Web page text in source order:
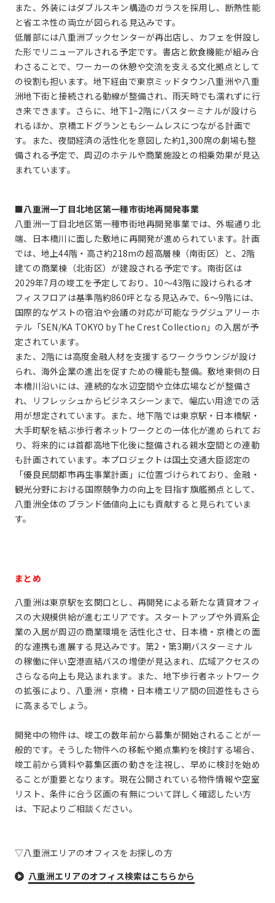
また、外装にはダブルスキン構造のガラスを採用し、断熱性能
と省エネ性の両立が図られる見込みです。
低層部には八重洲ブックセンターが再出店し、カフェを併設し
た形でリニューアルされる予定です。書店と飲食機能が組み合
わさることで、ワーカーの休憩や交流を支える文化拠点として
の役割も担います。地下経由で東京ミッドタウン八重洲や八重
洲地下街と接続される動線が整備され、雨天時でも濡れずに行
き来できます。さらに、地下1~2階にバスターミナルが設けら
れるほか、京橋エドグランともシームレスにつながる計画で
す。また、夜間経済の活性化を意図した約1,300席の劇場も整
備される予定で、周辺のホテルや商業施設との相乗効果が見込
まれています。
■八重洲一丁目北地区第一種市街地再開発事業
八重洲一丁目北地区第一種市街地再開発事業では、外堀通り北
端、日本橋川に面した敷地に再開発が進められています。計画
では、地上44階・高さ約218mの超高層棟（南街区）と、2階
建ての商業棟（北街区）が建設される予定です。南街区は
2029年7月の竣工を予定しており、10〜43階に設けられるオ
フィスフロアは基準階約860坪となる見込みで、6〜9階には、
国際的なゲストの宿泊や会議の対応が可能なラグジュアリーホ
テル「SEN/KA TOKYO by The Crest Collection」の入居が予
定されています。
また、2階には高度金融人材を支援するワークラウンジが設け
られ、海外企業の進出を促すための機能も整備。敷地東側の日
本橋川沿いには、連続的な水辺空間や立体広場などが整備さ
れ、リフレッシュからビジネスシーンまで、幅広い用途での活
用が想定されています。また、地下階では東京駅・日本橋駅・
大手町駅を結ぶ歩行者ネットワークとの一体化が進められてお
り、将来的には首都高地下化後に整備される親水空間との連動
も計画されています。本プロジェクトは国土交通大臣認定の
「優良民間都市再生事業計画」に位置づけられており、金融・
観光分野における国際競争力の向上を目指す旗艦拠点として、
八重洲全体のブランド価値向上にも貢献すると見られていま
す。
まとめ
八重洲は東京駅を玄関口とし、再開発による新たな賃貸オフィ
スの大規模供給が進むエリアです。スタートアップや外資系企
業の入居が周辺の商業環境を活性化させ、日本橋・京橋との面
的な連携も進展する見込みです。第2・第3期バスターミナル
の稼働に伴い空港直結バスの増便が見込まれ、広域アクセスの
さらなる向上も見込まれます。また、地下歩行者ネットワーク
の拡張により、八重洲・京橋・日本橋エリア間の回遊性もさら
に高まるでしょう。
開発中の物件は、竣工の数年前から募集が開始されることが一
般的です。そうした物件への移転や拠点集約を検討する場合、
竣工前から賃料や募集区画の動きを注視し、早めに検討を始め
ることが重要となります。現在公開されている物件情報や空室
リスト、条件に合う区画の有無について詳しく確認したい方
は、下記よりご相談ください。
▽八重洲エリアのオフィスをお探しの方
八重洲エリアのオフィス検索はこちらから